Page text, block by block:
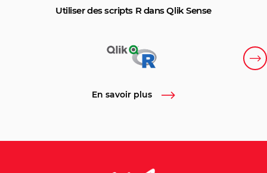
Utiliser des scripts R dans Qlik Sense
En savoir plus